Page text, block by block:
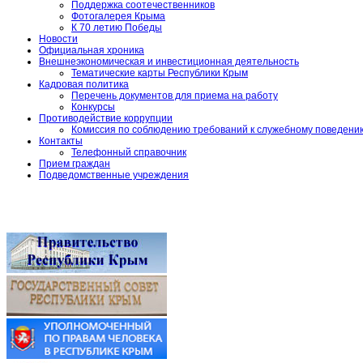
Поддержка соотечественников
Фотогалерея Крыма
К 70 летию Победы
Новости
Официальная хроника
Внешнеэкономическая и инвестиционная деятельность
Тематические карты Республики Крым
Кадровая политика
Перечень документов для приема на работу
Конкурсы
Противодействие коррупции
Комиссия по соблюдению требований к служебному
Контакты
Телефонный справочник
Прием граждан
Подведомственные учреждения